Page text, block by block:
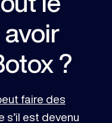
?
faire des
s’il est devenu